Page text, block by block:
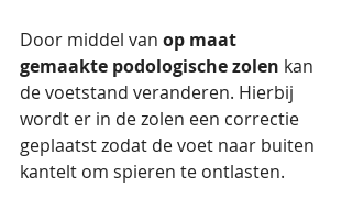
Door middel van op maat
gemaakte podologische zolen kan
de voetstand veranderen. Hierbij
wordt er in de zolen een correctie
geplaatst zodat de voet naar buiten
kantelt om spieren te ontlasten.